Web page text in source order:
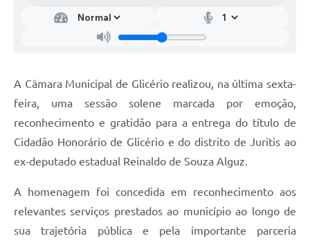
A Câmara Municipal de Glicério realizou, na última sexta-
feira, uma sessão solene marcada por emoção,
reconhecimento e gratidão para a entrega do título de
Cidadão Honorário de Glicério e do distrito de Juritis ao
ex-deputado estadual Reinaldo de Souza Alguz.
A homenagem foi concedida em reconhecimento aos
relevantes serviços prestados ao município ao longo de
sua trajetória pública e pela importante parceria